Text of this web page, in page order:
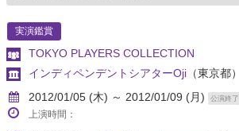
実演鑑賞
TOKYO PLAYERS COLLECTION
インディペンデントシアターOji （東京都）
2012/01/05 (木) ～ 2012/01/09 (月)
公演終了
上演時間：